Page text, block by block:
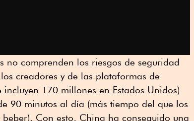
no comprenden los riesgos de seguridad
creadores y de las plataformas de
incluyen 170 millones en Estados Unidos)
90 minutos al día (más tiempo del que los
Con esto, China ha conseguido una